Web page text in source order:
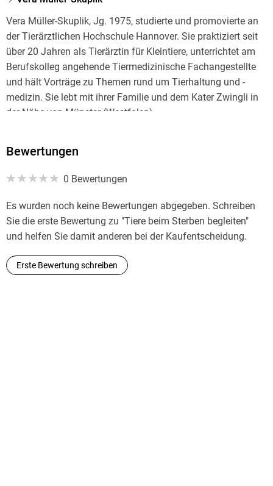
Vera Müller-Skuplik, Jg. 1975, studierte und promovierte an
der Tierärztlichen Hochschule Hannover. Sie praktiziert seit
über 20 Jahren als Tierärztin für Kleintiere, unterrichtet am
Berufskolleg angehende Tiermedizinische Fachangestellte
und hält Vorträge zu Themen rund um Tierhaltung und -
medizin. Sie lebt mit ihrer Familie und dem Kater Zwingli in
der Nähe von Münster (Westfalen).
Bewertungen
0 Bewertungen
Es wurden noch keine Bewertungen abgegeben. Schreiben
Sie die erste Bewertung zu "Tiere beim Sterben begleiten"
und helfen Sie damit anderen bei der Kaufentscheidung.
Erste Bewertung schreiben